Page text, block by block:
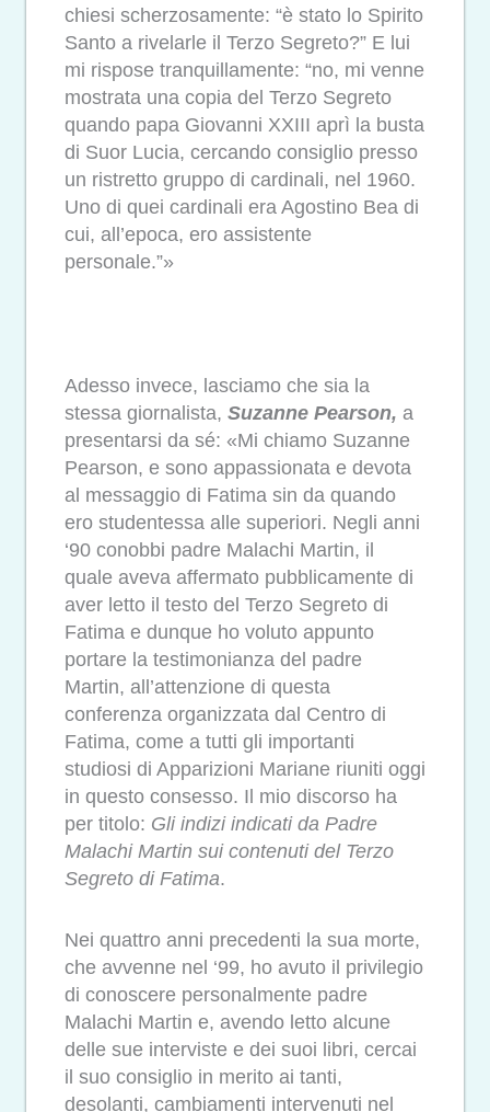
chiesi scherzosamente: “è stato lo Spirito
Santo a rivelarle il Terzo Segreto?” E lui
mi rispose tranquillamente: “no, mi venne
mostrata una copia del Terzo Segreto
quando papa Giovanni XXIII aprì la busta
di Suor Lucia, cercando consiglio presso
un ristretto gruppo di cardinali, nel 1960.
Uno di quei cardinali era Agostino Bea di
cui, all’epoca, ero assistente
personale.”»
Adesso invece, lasciamo che sia la
stessa giornalista, Suzanne Pearson, a
presentarsi da sé: «Mi chiamo Suzanne
Pearson, e sono appassionata e devota
al messaggio di Fatima sin da quando
ero studentessa alle superiori. Negli anni
‘90 conobbi padre Malachi Martin, il
quale aveva affermato pubblicamente di
aver letto il testo del Terzo Segreto di
Fatima e dunque ho voluto appunto
portare la testimonianza del padre
Martin, all’attenzione di questa
conferenza organizzata dal Centro di
Fatima, come a tutti gli importanti
studiosi di Apparizioni Mariane riuniti oggi
in questo consesso. Il mio discorso ha
per titolo: Gli indizi indicati da Padre
Malachi Martin sui contenuti del Terzo
Segreto di Fatima.
Nei quattro anni precedenti la sua morte,
che avvenne nel ‘99, ho avuto il privilegio
di conoscere personalmente padre
Malachi Martin e, avendo letto alcune
delle sue interviste e dei suoi libri, cercai
il suo consiglio in merito ai tanti,
desolanti, cambiamenti intervenuti nel